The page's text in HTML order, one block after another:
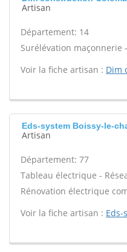
Artisan
Département: 14
Surélévation maçonnerie -
Voir la fiche artisan : Dim
Eds-system Boissy-le-
Artisan
Département: 77
Tableau électrique -
Rénovation électrique
Voir la fiche artisan : Eds-